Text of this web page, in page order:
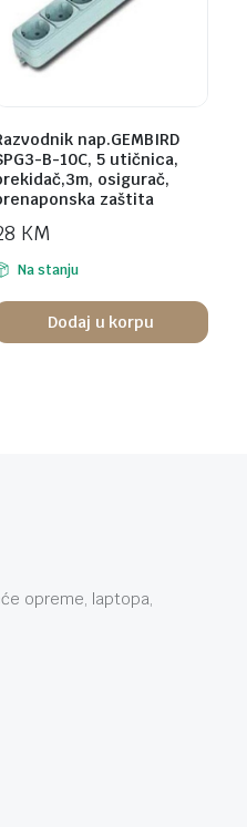
nap.GEMBIRD
B-10C, 5 utičnica,
osigurač,
zaštita
KM
Na stanju
Dodaj u korpu
opreme, laptopa,